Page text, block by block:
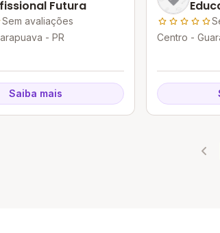
Futura
Sem avaliações
- PR
Saiba mais
Centro -